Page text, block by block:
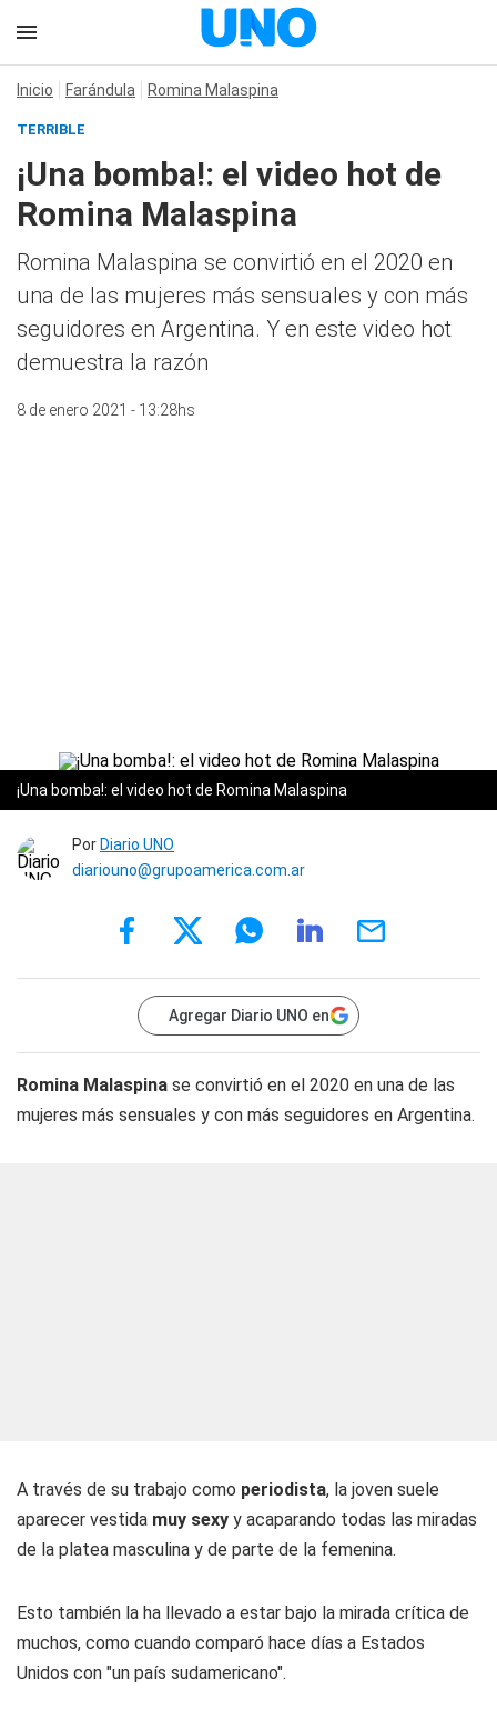
Inicio Farándula Romina Malaspina
TERRIBLE
¡Una bomba!: el video hot de
Romina Malaspina
Romina Malaspina se convirtió en el 2020 en
una de las mujeres más sensuales y con más
seguidores en Argentina. Y en este video hot
demuestra la razón
8 de enero 2021 - 13:28hs
¡Una bomba!: el video hot de Romina Malaspina
Por Diario UNO
diariouno@grupoamerica.com.ar
Agregar Diario UNO en
Romina Malaspina se convirtió en el 2020 en una de las
mujeres más sensuales y con más seguidores en Argentina.
A través de su trabajo como periodista, la joven suele
aparecer vestida muy sexy y acaparando todas las miradas
de la platea masculina y de parte de la femenina.
Esto también la ha llevado a estar bajo la mirada crítica de
muchos, como cuando comparó hace días a Estados
Unidos con "un país sudamericano".